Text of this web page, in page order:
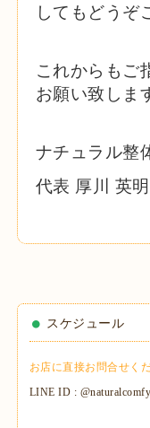
してもどうぞ
これからもご
お願い致しま
ナチュラル整
代表 厚川 英明
スケジュール
お店に直接お問合せくだ
LINE ID : @naturalcomfy